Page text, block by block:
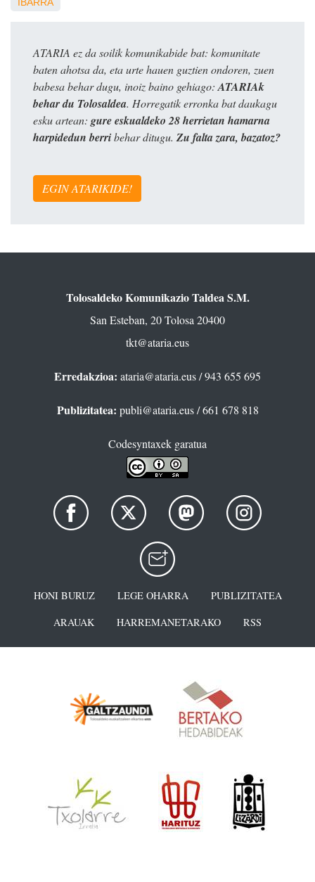
ATARIA ez da soilik komunikabide bat: komunitate
baten ahotsa da, eta urte hauen guztien ondoren, zuen
babesa behar dugu, inoiz baino gehiago: ATARIAk
behar du Tolosaldea. Horregatik erronka bat daukagu
esku artean: gure eskualdeko 28 herrietan hamarna
harpidedun berribehar ditugu. Zu falta zara, bazatoz?
EGIN ATARIKIDE!
Tolosaldeko Komunikazio Taldea S.M.
San Esteban, 20 Tolosa 20400
tkt@ataria.eus
Erredakzioa: ataria@ataria.eus/ 943 655 695
Publizitatea: publi@ataria.eus/ 661 678 818
Codesyntaxek garatua
HONI BURUZ LEGE OHARRA
PUBLIZITATEA
ARAUAK
HARREMANETARAKO RSS